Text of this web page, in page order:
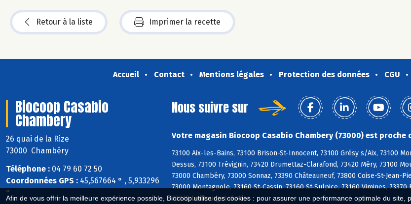
Afin de vous offrir la meilleure expérience possible, Biocoop utilise des cookies : pour assurer une performance optimale du
Retour à la liste Imprimer la recette
Accueil Contact Mentions légales Protection des données CGU
Biocoop Casabio
Chambery
26 quai de la Rize
73000 Chambéry
Téléphone : 04 79 60 72 50
Coordonnées GPS : 45,567664 ° , 5,933296
°
Nous suivre sur
Votre magasin Biocoop Casabio Chambery (73000) est proche
73100 Aix-les-Bains, 73100 Brison-St-Innocent, 73100 Grésy s/Aix, 73100
Dessus, 73100 Trévignin, 73420 Drumettaz-Clarafond, 73420 Méry, 73100
73000 Chambéry, 73000 Sonnaz, 73390 Châteauneuf, 73800 Coise-St-
73000 Montagnole, 73160 St-Cassin, 73160 St-Sulpice, 73160 Vimines,
73370 Le Bourget-du-Lac